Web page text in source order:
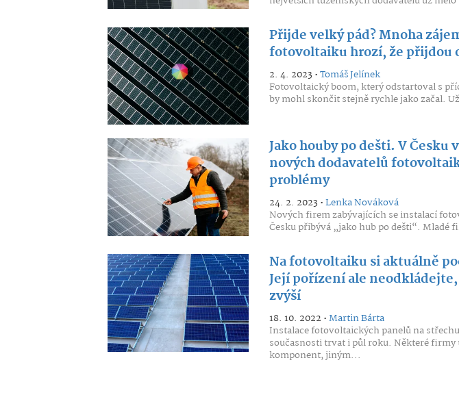
Přijde velký pád? Mnoha
fotovoltaiku hrozí, že přijdou
2. 4. 2023 •Tomáš Jelínek
Fotovoltaický boom, který odstartoval s
by mohl skončit stejně rychle jako začal.
Jako houby po dešti. V
nových dodavatelů
problémy
24. 2. 2023 •Lenka Nováková
Nových firem zabývajících se instalací
Česku přibývá „jako hub po dešti“. Mladé
Na fotovoltaiku si aktuálně
Její pořízení ale
zvýší
18. 10. 2022 •Martin Bárta
Instalace fotovoltaických panelů na
současnosti trvat i půl roku. Některé
komponent, jiným...